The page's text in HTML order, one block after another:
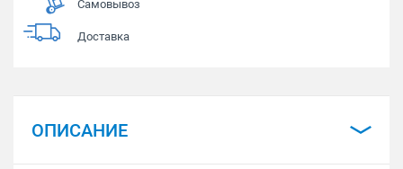
Самовывоз
Доставка
ОПИСАНИЕ